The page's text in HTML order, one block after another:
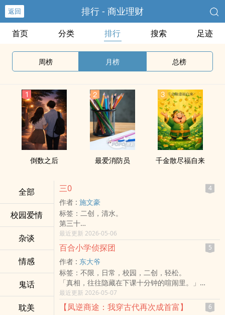
返回 排行 - 商业理财
首页 分类 排行 搜索 足迹
周榜 月榜 总榜
倒数之后 最爱消防员 千金散尽福自来
全部
校园爱情
杂谈
情感
鬼话
耽美
三0 4
作者 : 施文豪
标签：二创，清水。
第三十
李、笨
理
女妳
女女，三0 是 女女
最近更新 2026-05-06
百合小学侦探团 5
作者 : 东大爷
标签：不限，日常，校园，二创，轻松。
「真相，往往隐藏在下课十分钟的喧闹里。」
位于半山腰、以白色百合花闻名的百合小学，平静
的校园背后却隐藏着接二连三的谜题。消失的营养
午餐券、深夜琴房的哭声、只有在期末考前夕出现
最近更新 2026-05-07
【凤逆商途：我穿古代再次成首富】 6